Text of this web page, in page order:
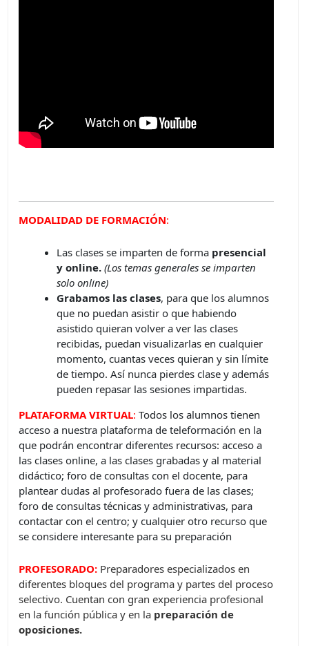
MODALIDAD DE FORMACIÓN:
Las clases se imparten de forma presencial
y online. (Los temas generales se imparten
solo online)
Grabamos las clases, para que los alumnos
que no puedan asistir o que habiendo
asistido quieran volver a ver las clases
recibidas, puedan visualizarlas en cualquier
momento, cuantas veces quieran y sin límite
de tiempo. Así nunca pierdes clase y además
pueden repasar las sesiones impartidas.
PLATAFORMA VIRTUAL:Todos los alumnos tienen
acceso a nuestra plataforma de teleformación en la
que podrán encontrar diferentes recursos: acceso a
las clases online, a las clases grabadas y al material
didáctico; foro de consultas con el docente, para
plantear dudas al profesorado fuera de las clases;
foro de consultas técnicas y administrativas, para
contactar con el centro; y cualquier otro recurso que
se considere interesante para su preparación
PROFESORADO: Preparadores especializados en
diferentes bloques del programa y partes del proceso
selectivo. Cuentan con gran experiencia profesional
en la función pública y en la preparación de
oposiciones.